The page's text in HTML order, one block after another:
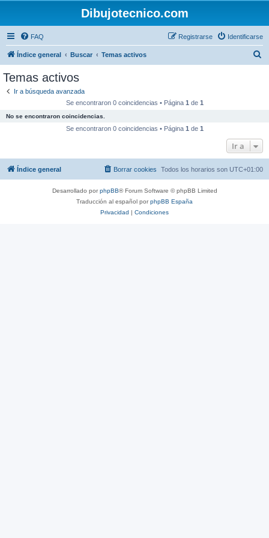
Dibujotecnico.com
FAQ Identificarse
Registrarse
Índice general Buscar Temas activos
Temas activos
Ir a búsqueda avanzada
Se encontraron 0 coincidencias • Página 1 de 1
No se encontraron coincidencias.
Se encontraron 0 coincidencias • Página 1 de 1
Ir a
Índice general Todos los horarios son UTC+01:00
Borrar cookies
Desarrollado porphpBB® Forum Software © phpBB Limited
Traducción al español porphpBB España
Privacidad | Condiciones